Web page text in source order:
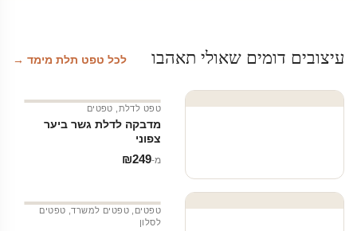
עיצובים דומים שאולי תאהבו לכל טפט תלת מימד →
טפט לדלת טפטים
מדבקה לדלת גשר ביער
צפוני
מ‑ ₪249
טפטים טפטים למשרד, טפטים
לסלון